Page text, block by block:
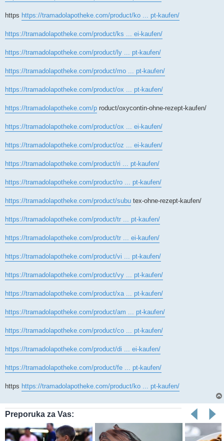
https https://tramadolapotheke.com/product/ko ... pt-kaufen/
https://tramadolapotheke.com/product/ks ... ei-kaufen/
https://tramadolapotheke.com/product/ly ... pt-kaufen/
https://tramadolapotheke.com/product/mo ... pt-kaufen/
https://tramadolapotheke.com/product/ox ... pt-kaufen/
https://tramadolapotheke.com/p roduct/oxycontin-ohne-rezept-kaufen/
https://tramadolapotheke.com/product/ox ... ei-kaufen/
https://tramadolapotheke.com/product/oz ... ei-kaufen/
https://tramadolapotheke.com/product/ri ... pt-kaufen/
https://tramadolapotheke.com/product/ro ... pt-kaufen/
https://tramadolapotheke.com/product/subu tex-ohne-rezept-kaufen/
https://tramadolapotheke.com/product/tr ... pt-kaufen/
https://tramadolapotheke.com/product/tr ... ei-kaufen/
https://tramadolapotheke.com/product/vi ... pt-kaufen/
https://tramadolapotheke.com/product/vy ... pt-kaufen/
https://tramadolapotheke.com/product/xa ... pt-kaufen/
https://tramadolapotheke.com/product/am ... pt-kaufen/
https://tramadolapotheke.com/product/co ... pt-kaufen/
https://tramadolapotheke.com/product/di ... ei-kaufen/
https://tramadolapotheke.com/product/fe ... pt-kaufen/
https https://tramadolapotheke.com/product/ko ... pt-kaufen/
Preporuka za Vas: